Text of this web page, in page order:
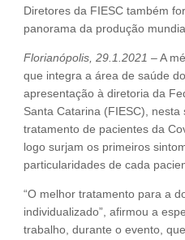
Diretores da FIESC também
panorama da produção
Florianópolis, 29.1.2021 –A
que integra a área de saúde
apresentação à diretoria da
Santa Catarina (FIESC),
tratamento de pacientes da
logo surjam os primeiros
particularidades de cada
“O melhor tratamento para a
individualizado”, afirmou a
trabalho, durante o evento,